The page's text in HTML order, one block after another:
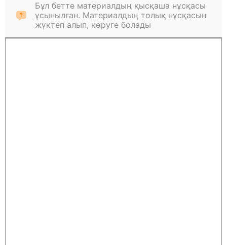
Бұл бетте материалдың қысқаша нұсқасы
ұсынылған. Материалдың толық нұсқасын
жүктеп алып, көруге болады